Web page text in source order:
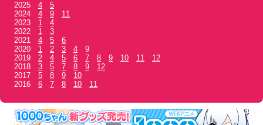
2025 4
5
2024 4 9
11
2023 1
4
2022 1
3
2021 4 5
6
2020 1 2 3 4 9
2019 2 4 5 6 7 8 9 10 11
12
2018 3 5 7 8 9
12
2017 5 8 9
10
2016 6 7 8 10 11